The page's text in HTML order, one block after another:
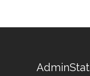
AdminStat